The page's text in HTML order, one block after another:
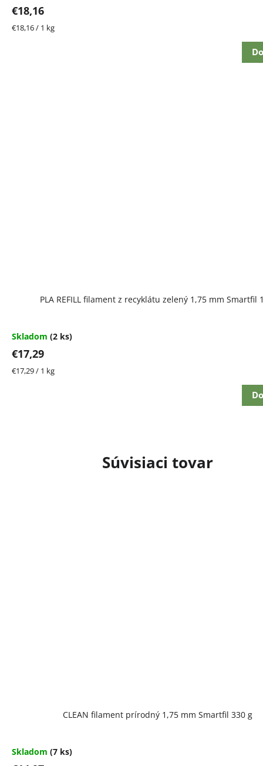
Súvisiaci tovar
CLEAN filament prírodný 1,75 mm Smartfil 330 g
Skladom (7 ks)
€18,16
Jednotková
€18,16 / 1 kg
PLA REFILL filament z recyklátu zelený 1,75 mm Smartfil
Skladom (2 ks)
€17,29
Jednotková
€17,29 / 1 kg